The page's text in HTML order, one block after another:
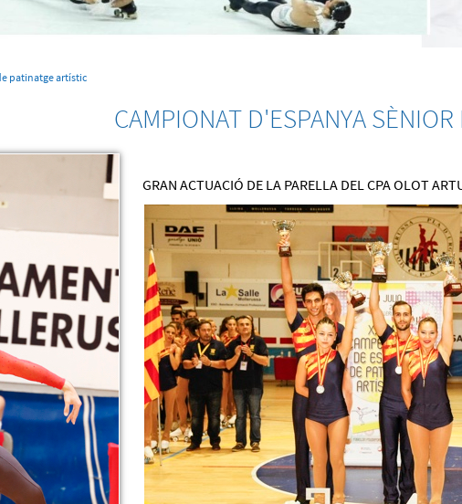
patinatge artístic
CAMPIONAT D'ESPANYA
GRAN ACTUACIÓ DE LA PARELLA DEL CPA OLOT